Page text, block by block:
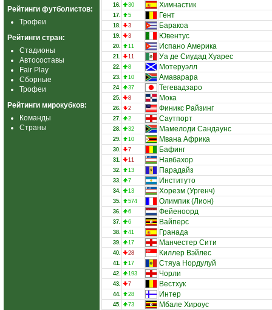
Рейтинги футболистов:
Трофеи
Рейтинги стран:
Стадионы
Автосоставы
Fair Play
Сборные
Трофеи
Рейтинги мирокубков:
Команды
Страны
16. 30 Химнастик
17. 5 Гент
18. 3 Баракоа
19. 3 Ювентус
20. 11 Испано Америка
21. 11 Уа де Сиудад Хуарес
22. 8 Мотеруэлл
23. 10 Амаварара
24. 37 Тегевадзаро
25. 8 Мока
26. 2 Финикс Райзинг
27. 2 Саутпорт
28. 32 Мамелоди Сандаунс
29. 10 Мвана Африка
30. 7 Бафинг
31. 11 Навбахор
32. 13 Парадайз
33. 7 Институто
34. 13 Хорезм (Ургенч)
35. 574 Олимпик (Лион)
36. 6 Фейеноорд
37. 6 Вайперс
38. 41 Гранада
39. 17 Манчестер Сити
40. 28 Киллер Вэйлес
41. 17 Стяуа Нордулуй
42. 193 Чорли
43. 7 Вестхук
44. 28 Интер
45. 73 Мбале Хироус